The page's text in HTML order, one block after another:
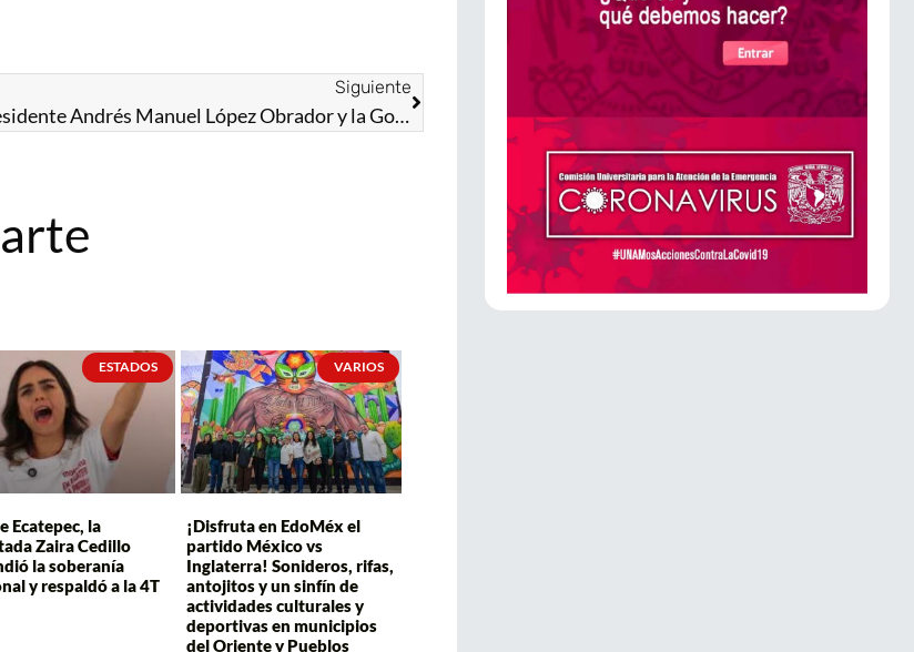
Siguiente
El Presidente Andrés Manuel López Obrador y la Gobernadora Delfina Gómez Álvarez supervisan segundo tramo del Tren Interurbano “El Insurgente”
ESTADOS
Ecatepec, la
Zaira Cedillo
la soberanía
y respaldó a la 4T
VARIOS
¡Disfruta en EdoMéx el
partido México vs
Inglaterra! Sonideros, rifas,
antojitos y un sinfín de
actividades culturales y
deportivas en municipios
del Oriente y Pueblos